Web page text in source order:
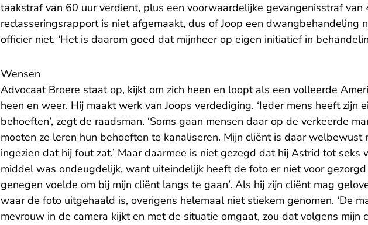
taakstraf van 60 uur verdient, plus een voorwaardelijke gevangenisstraf van
reclasseringsrapport is niet afgemaakt, dus of Joop een dwangbehandeling
officier niet. ‘Het is daarom goed dat mijnheer op eigen initiatief in
Wensen
Advocaat Broere staat op, kijkt om zich heen en loopt als een volleerde
heen en weer. Hij maakt werk van Joops verdediging. ‘Ieder mens heeft zijn
behoeften’, zegt de raadsman. ‘Soms gaan mensen daar op de verkeerde
moeten ze leren hun behoeften te kanaliseren. Mijn cliënt is daar welbewust
ingezien dat hij fout zat.’ Maar daarmee is niet gezegd dat hij Astrid tot seks
middel was ondeugdelijk, want uiteindelijk heeft de foto er niet voor
genegen voelde om bij mijn cliënt langs te gaan’. Als hij zijn cliënt mag
waar de foto uitgehaald is, overigens helemaal niet stiekem genomen. ‘De
mevrouw in de camera kijkt en met de situatie omgaat, zou dat volgens mijn